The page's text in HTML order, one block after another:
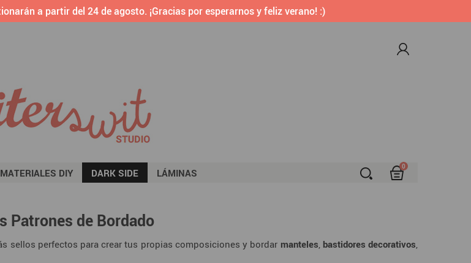
a partir del 24 de agosto. ¡Gracias por esperarnos y feliz verano! :)
MATERIALES DIY DARK SIDE LÁMINAS
0
Patrones de Bordado
sellos perfectos para crear tus propias composiciones y bordar manteles bastidores decorativos